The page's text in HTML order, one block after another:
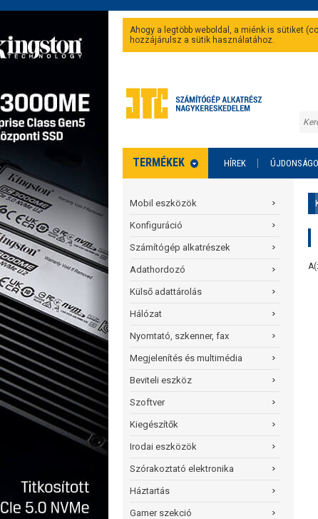
Ahogy a legtöbb weboldal, a miénk is sütiket
hozzájárulsz a sütik használatához.
TERMÉKEK HÍREK
Mobil eszközök
Konfiguráció
Számítógép alkatrészek
Adathordozó
Külső adattárolás
Hálózat
Nyomtató, szkenner, fax
Megjelenítés és multimédia
Beviteli eszköz
Szoftver
Kiegészítők
Irodai eszközök
Szórakoztató elektronika
Háztartás
Gamer szekció